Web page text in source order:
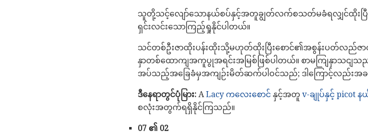
သူတို့သင့်လျော်သောနယ်စပ်နှင့်အတူချွတ်လက်စသတ်မခံရလျှင်ထိုးပြီး
ရှင်းလင်းသောကြည့်ရှုနိုင်ပါတယ်။
သင်တစ်ဦးဇာထိုးပန်းထိုးသို့မဟုတ်ထိုးပြီးစောင်၏အစွန်းပတ်လည်ဇာ
နှာတစ်ထောကျအကူပွုအရင်းအမြစ်ဖြစ်ပါတယ်။ စာမကျြနှာသငျ
အပ်သည့်အခြေခံမှအကျဉ်းမိတ်ဆက်ပါဝင်သည်; ဒါကြောင့်လည်းအခမဲ့
ဒီနေရာတွင်ပုံမြား: ALacy ကလေးစောင် နှင့်အတူ v-ချုပ်နှင့် picot န
စလုံးအတွက်ရရှိနိုင်ကြသည်။
07 ၏ 02